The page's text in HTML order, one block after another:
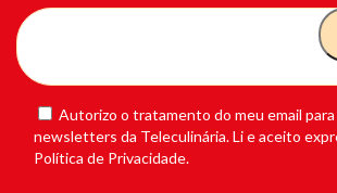
Autorizo o tratamento do meu email
newsletters da Teleculinária. Li e aceito
Política de Privacidade.